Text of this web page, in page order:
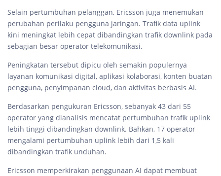
Selain pertumbuhan pelanggan, Ericsson juga menemukan
perubahan perilaku pengguna jaringan. Trafik data uplink
kini meningkat lebih cepat dibandingkan trafik downlink pada
sebagian besar operator telekomunikasi.
Peningkatan tersebut dipicu oleh semakin populernya
layanan komunikasi digital, aplikasi kolaborasi, konten buatan
pengguna, penyimpanan cloud, dan aktivitas berbasis AI.
Berdasarkan pengukuran Ericsson, sebanyak 43 dari 55
operator yang dianalisis mencatat pertumbuhan trafik uplink
lebih tinggi dibandingkan downlink. Bahkan, 17 operator
mengalami pertumbuhan uplink lebih dari 1,5 kali
dibandingkan trafik unduhan.
Ericsson memperkirakan penggunaan AI dapat membuat